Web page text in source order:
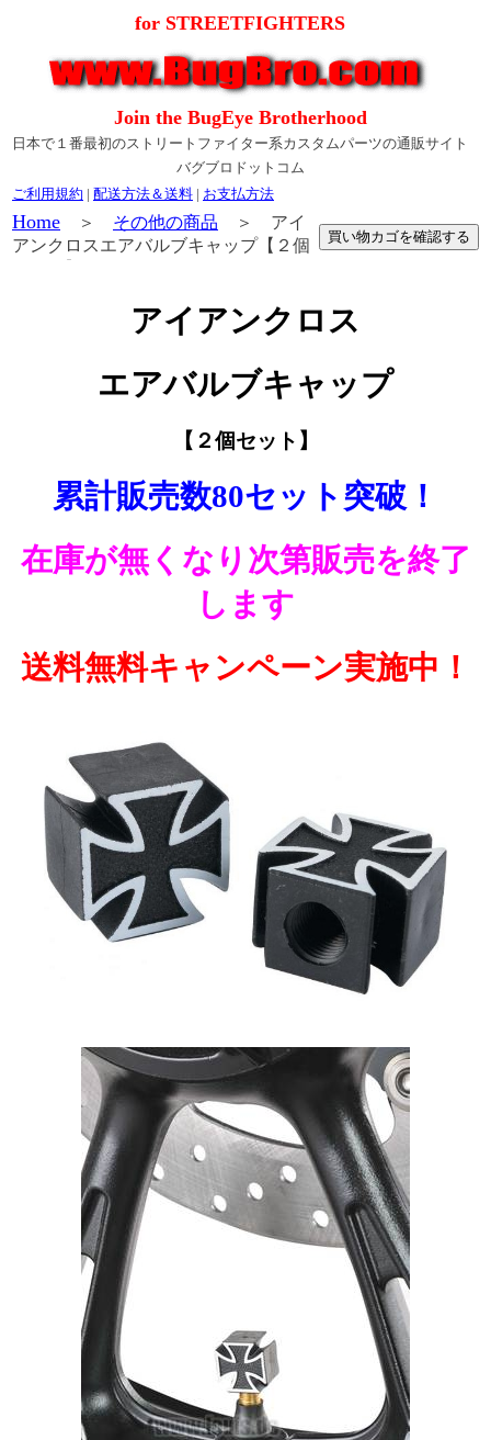
for STREETFIGHTERS
Join the BugEye Brotherhood
日本で１番最初のストリートファイター系カスタムパーツの通販サイト
バグブロドットコム
ご利用規約 | 配送方法＆送料 | お支払方法
Home ＞ その他の商品 ＞ アイ
アンクロスエアバルブキャップ【２個
アイアンクロス
エアバルブキャップ
【２個セット】
累計販売数80セット突破！
在庫が無くなり次第販売を終了
します
送料無料キャンペーン実施中！